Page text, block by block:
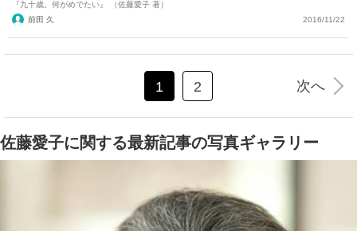
『九十歳。何がめでたい』 （佐藤愛子 著）
前田 久
2016/11/22
1 2 次へ
佐藤愛子に関する最新記事の写真ギャラリー